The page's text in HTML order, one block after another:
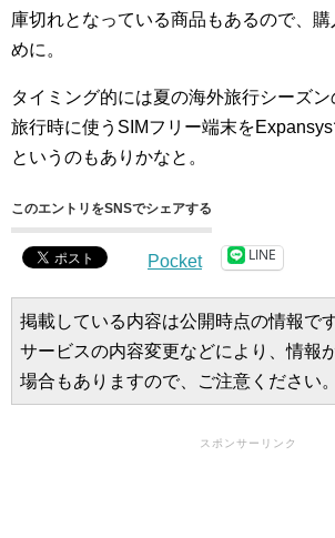
庫切れとなっている商品もあるので、
めに。
タイミング的には夏の海外旅行シーズ
旅行時に使うSIMフリー端末をExpansys
というのもありかなと。
このエントリをSNSでシェアする
Pocket LINE
掲載している内容は公開時点の情報で
サービスの内容変更などにより、情報
場合もありますので、ご注意ください。
スポンサーリンク